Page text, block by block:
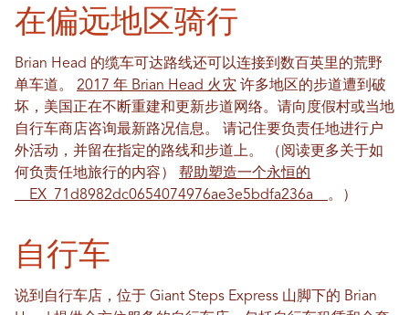
在偏远地区骑行
Brian Head 的缆车可达路线还可以连接到数百英里的荒野
单车道。 2017 年 Brian Head 火灾 许多地区的步道遭到破
坏，美国正在不断重建和更新步道网络。请向度假村或当地
自行车商店咨询最新路况信息。 请记住要负责任地进行户
外活动，并留在指定的路线和步道上。
（阅读更多关于如
何负责任地旅行的内容） 帮助塑造一个永恒的
__EX_71d8982dc06540​​74976ae3e5bdfa236a__ 。 ）
自行车
说到自行车店，位于 Giant Steps Express 山脚下的 Brian